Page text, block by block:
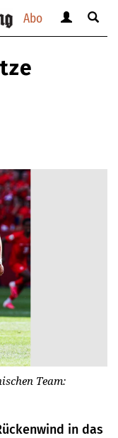
Abo
anzeigen
Suche
Team:
in das